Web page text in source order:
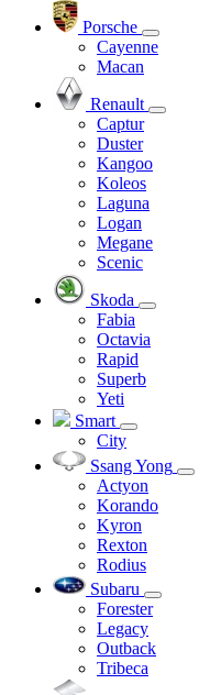
Porsche
Cayenne
Macan
Renault
Captur
Duster
Kangoo
Koleos
Laguna
Logan
Megane
Scenic
Skoda
Fabia
Octavia
Rapid
Superb
Yeti
Smart
City
Ssang Yong
Actyon
Korando
Kyron
Rexton
Rodius
Subaru
Forester
Legacy
Outback
Tribeca